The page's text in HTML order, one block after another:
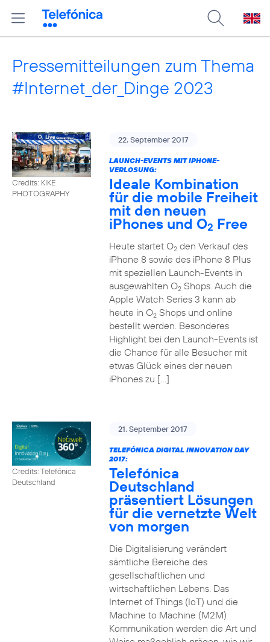
Pressemitteilungen zum Thema
#Internet_der_Dinge 2023
Credits: KIKE
PHOTOGRAPHY
22. September 2017
LAUNCH-EVENTS MIT IPHONE-
VERLOSUNG:
Ideale Kombination
für die mobile Freiheit
mit den neuen
iPhones und O2 Free
Heute startet O2den Verkauf des
iPhone 8 sowie des iPhone 8 Plus
mit speziellen Launch-Events in
ausgewählten O2Shops. Auch die
Apple Watch Series 3 kann ab
heute in O2Shops und online
bestellt werden. Besonderes
Highlight bei den Launch-Events ist
die Chance für alle Besucher mit
etwas Glück eines der neuen
iPhones zu […]
Credits: Telefónica
Deutschland
21. September 2017
TELEFÓNICA DIGITAL INNOVATION DAY
2017:
Telefónica
Deutschland
präsentiert Lösungen
für die vernetzte Welt
von morgen
Die Digitalisierung verändert
sämtliche Bereiche des
gesellschaftlichen und
wirtschaftlichen Lebens. Das
Internet of Things (IoT) und die
Machine to Machine (M2M)
Kommunikation werden die Art und